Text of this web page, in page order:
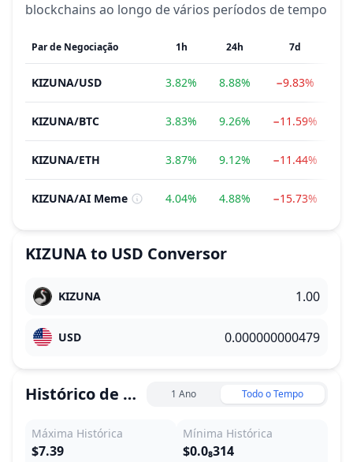
blockchains ao longo de vários períodos de tempo
Par de Negociação 1h 24h 7d
KIZUNA/USD 3.82% 8.88% −9.83%
KIZUNA/BTC 3.83% 9.26% −11.59%
KIZUNA/ETH 3.87% 9.12% −11.44%
KIZUNA/AI Meme 4.04% 4.88% −15.73%
KIZUNAto USD Conversor
KIZUNA
USD
Histórico de Preço 1 Ano Todo o Tempo
Máxima Histórica
$7.39
Mínima Histórica
$0.0₈314